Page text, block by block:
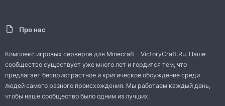
Про нас
Комплекс игровых серверов для Minecraft - VictoryCraft.Ru. Наше
сообщество существует уже много лет и гордится тем, что
предлагает беспристрастное и критическое обсуждение среди
людей самого разного происхождения. Мы работаем каждый день,
чтобы наше сообщество было одним из лучших.